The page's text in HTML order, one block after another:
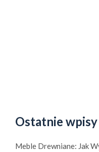
Ostatnie wpisy
Meble Drewniane: Jak